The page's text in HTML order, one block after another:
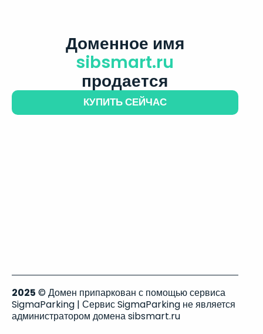
Доменное имя
sibsmart.ru
продается
КУПИТЬ СЕЙЧАС
2025 © Домен припаркован с помощью сервиса
SigmaParking | Сервис SigmaParking не является
администратором домена sibsmart.ru